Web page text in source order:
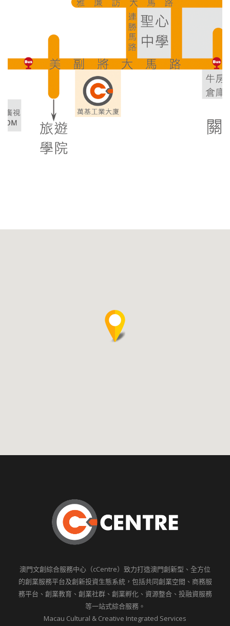
澳門文創綜合服務中心（cCentre）致力打造澳門創新型、全方位
的創業服務平台及創新投資生態系統，包括共同創業空間、商務服
務平台、創業教育、創業社群、創業孵化、資源整合、投融資服務
等一站式綜合服務。
Macau Cultural & Creative Integrated Services